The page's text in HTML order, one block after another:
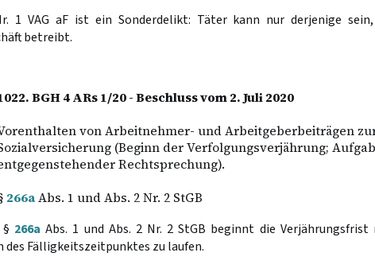
1 VAG aF ist ein Sonderdelikt: Täter kann nur derjenige
betreibt.
BGH 4 ARs 1/20 - Beschluss vom 2. Juli 2020
von Arbeitnehmer- und Arbeitgeberbeiträgen
(Beginn der Verfolgungsverjährung;
Rechtsprechung).
266aAbs. 1 und Abs. 2 Nr. 2 StGB
266a Abs. 1 und Abs. 2 Nr. 2 StGB beginnt die
des Fälligkeitszeitpunktes zu laufen.